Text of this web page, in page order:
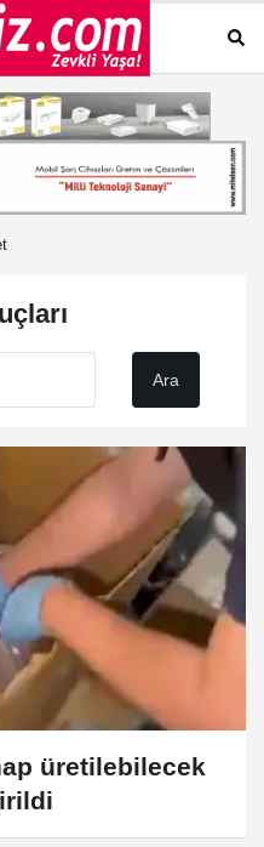
üretilebilecek